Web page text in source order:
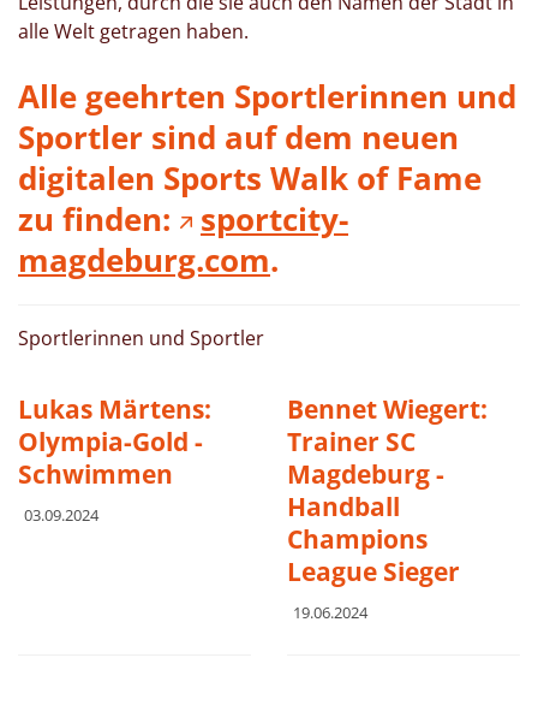
alle Welt getragen haben.
Alle geehrten Sportlerinnen und
Sportler sind auf dem neuen
digitalen Sports Walk of Fame
zu finden:
sportcity-
magdeburg.com.
Sportlerinnen und Sportler
Lukas Märtens:
Olympia-Gold -
Schwimmen
03.09.2024
Bennet Wiegert:
Trainer SC
Magdeburg -
Handball
Champions
League Sieger
19.06.2024